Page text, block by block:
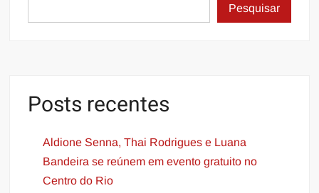
Pesquisar
Posts recentes
Aldione Senna, Thai Rodrigues e Luana
Bandeira se reúnem em evento gratuito no
Centro do Rio